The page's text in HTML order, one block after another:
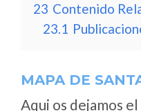
23 Contenido
23.1
MAPA DE
Aqui os dejamos